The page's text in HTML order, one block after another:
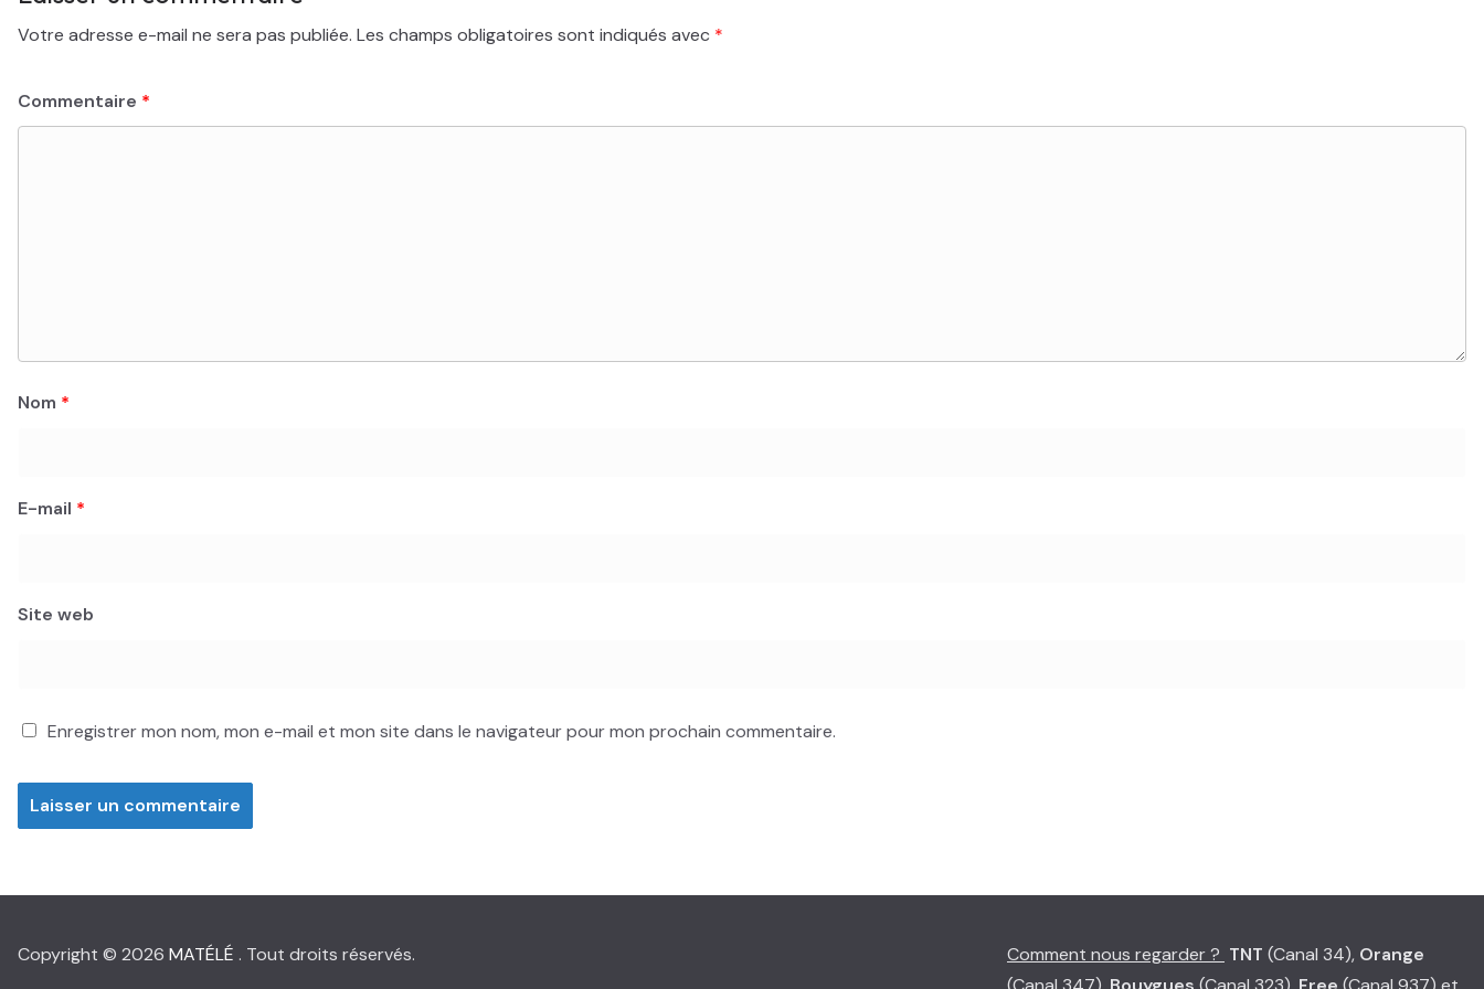
Votre adresse e-mail ne sera pas publiée. Les champs obligatoires sont indiqués avec *
Commentaire *
Nom *
E-mail *
Site web
Enregistrer mon nom, mon e-mail et mon site dans le navigateur pour mon prochain commentaire.
Copyright © 2026 MATÉLÉ . Tout droits réservés. Comment nous regarder ? TNT (Canal 34), Orange